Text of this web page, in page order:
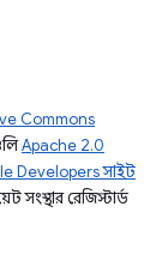
Commons
Apache 2.0
Developers সাইট
রেজিস্টার্ড